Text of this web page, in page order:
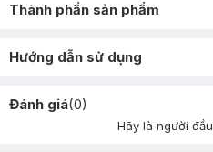
Thành phần sản phẩm
Hướng dẫn sử dụng
Đánh giá(0)
Hãy là người